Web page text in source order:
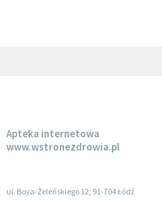
Apteka internetowa
www.wstronezdrowia.pl
ul. Boya-Żeleńskiego 12, 91-704 Łódź